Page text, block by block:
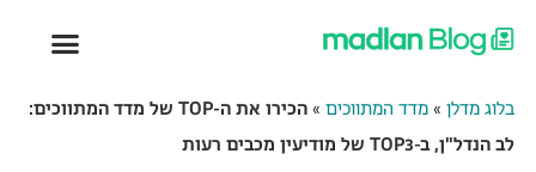
בלוג מדלן » מדד המתווכים »
הכירו את ה-TOP של מדד המתווכים:
לב הנדל"ן, ב-TOP3 של מודיעין מכבים רעות